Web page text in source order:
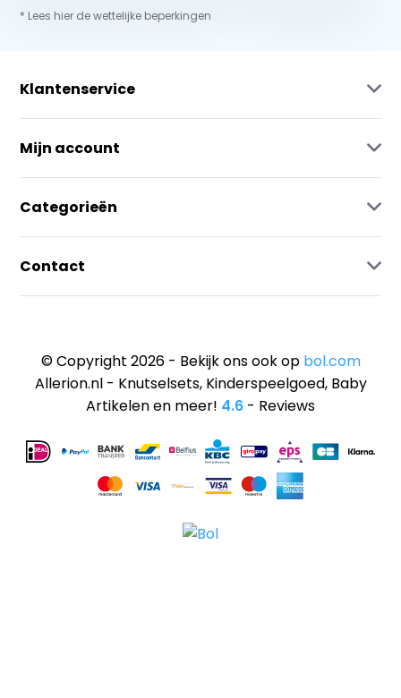
* Lees hier de wettelijke beperkingen
Klantenservice
Mijn account
Categorieën
Contact
© Copyright 2026 - Bekijk ons ook op bol.com
Allerion.nl - Knutselsets, Kinderspeelgoed, Baby
Artikelen en meer! 4.6 - Reviews